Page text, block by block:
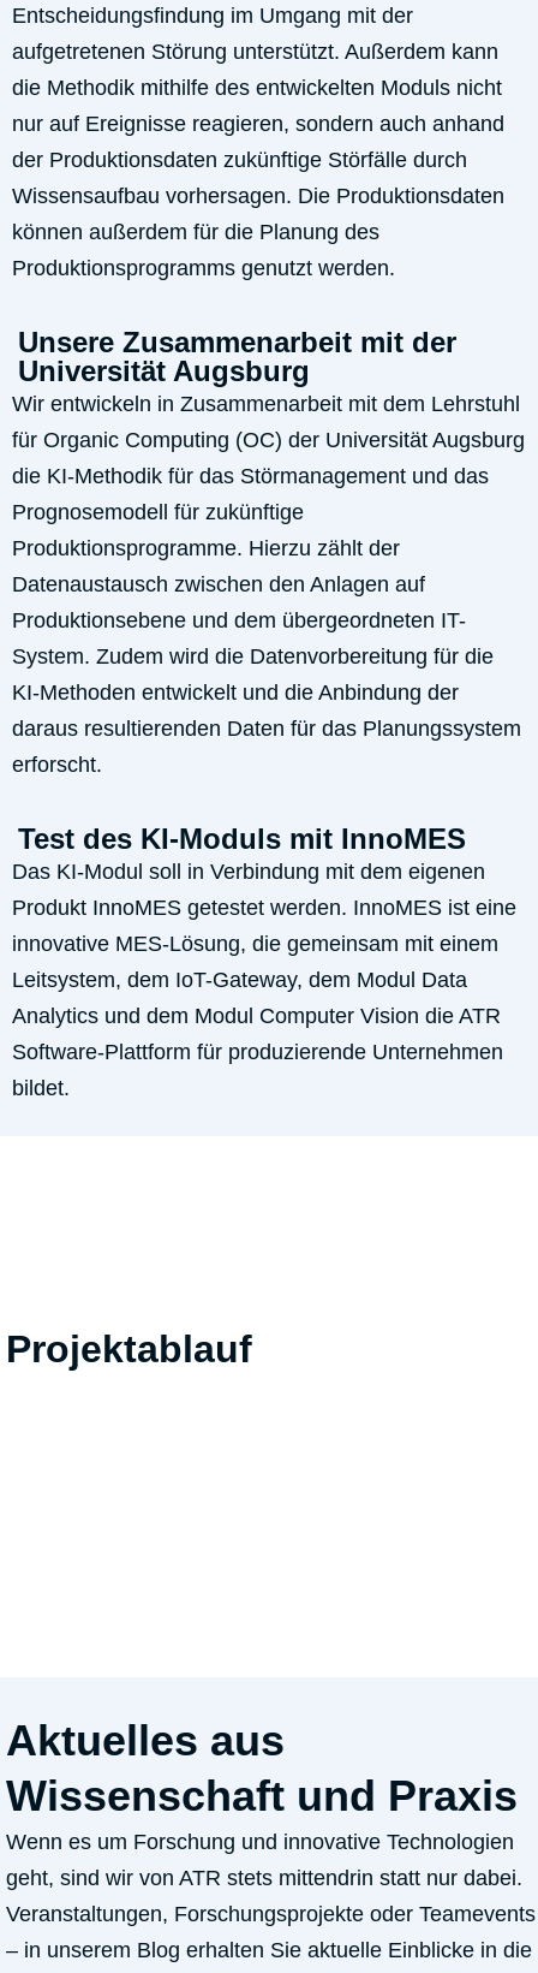
Entscheidungsfindung im Umgang mit der
aufgetretenen Störung unterstützt. Außerdem kann
die Methodik mithilfe des entwickelten Moduls nicht
nur auf Ereignisse reagieren, sondern auch anhand
der Produktionsdaten zukünftige Störfälle durch
Wissensaufbau vorhersagen. Die Produktionsdaten
können außerdem für die Planung des
Produktionsprogramms genutzt werden.
Unsere Zusammenarbeit mit der
Universität Augsburg
Wir entwickeln in Zusammenarbeit mit dem Lehrstuhl
für Organic Computing (OC) der Universität Augsburg
die KI-Methodik für das Störmanagement und das
Prognosemodell für zukünftige
Produktionsprogramme. Hierzu zählt der
Datenaustausch zwischen den Anlagen auf
Produktionsebene und dem übergeordneten IT-
System. Zudem wird die Datenvorbereitung für die
KI-Methoden entwickelt und die Anbindung der
daraus resultierenden Daten für das Planungssystem
erforscht.
Test des KI-Moduls mit InnoMES
Das KI-Modul soll in Verbindung mit dem eigenen
Produkt InnoMES getestet werden. InnoMES ist eine
innovative MES-Lösung, die gemeinsam mit einem
Leitsystem, dem IoT-Gateway, dem Modul Data
Analytics und dem Modul Computer Vision die ATR
Software-Plattform für produzierende Unternehmen
bildet.
Projektablauf
Aktuelles aus
Wissenschaft und Praxis
Wenn es um Forschung und innovative Technologien
geht, sind wir von ATR stets mittendrin statt nur dabei.
Veranstaltungen, Forschungsprojekte oder Teamevents
– in unserem Blog erhalten Sie aktuelle Einblicke in die